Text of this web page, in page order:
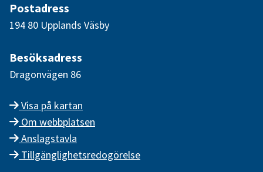
Postadress
194 80 Upplands Väsby
Besöksadress
Dragonvägen 86
Visa på kartan
Om webbplatsen
Anslagstavla
Tillgänglighetsredogörelse